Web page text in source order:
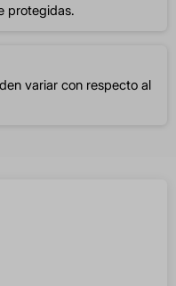
protegidas.
variar con respecto al